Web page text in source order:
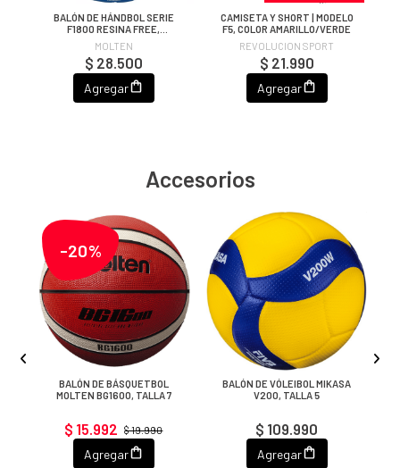
BALÓN DE HÁNDBOL SERIE
F1800 RESINA FREE,
TURQUESA/AZUL
MOLTEN
$ 28.500
Agregar
CAMISETA Y SHORT | MODELO
F5, COLOR AMARILLO/VERDE
REVOLUCION SPORT
$ 21.990
Agregar
Accesorios
-20%
BALÓN DE BÁSQUETBOL
MOLTEN BG1600, TALLA 7
$ 19.990
$ 15.992
Agregar
BALÓN DE VÓLEIBOL MIKASA
V200, TALLA 5
$ 109.990
Agregar